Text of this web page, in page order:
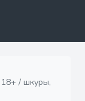
/ шкуры,